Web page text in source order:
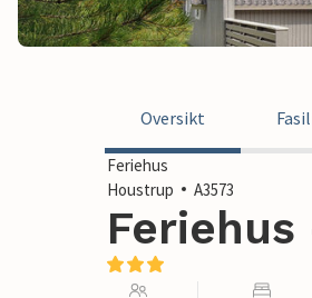
Oversikt
Feriehus
Houstrup
A3573